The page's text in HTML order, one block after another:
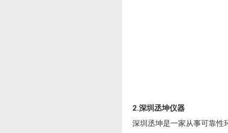
2.深圳丞坤仪器
深圳丞坤是一家从事可靠性